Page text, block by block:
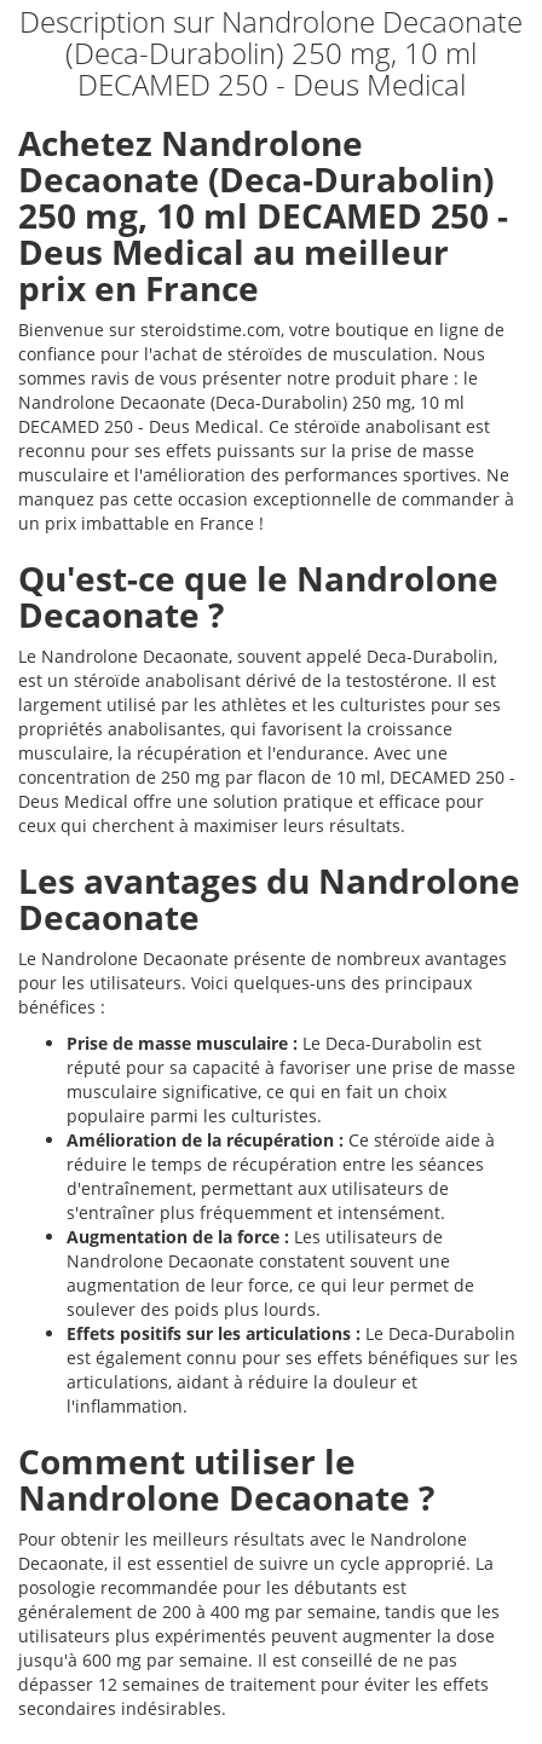
Description sur Nandrolone Decaonate
(Deca-Durabolin) 250 mg, 10 ml
DECAMED 250 - Deus Medical
Achetez Nandrolone
Decaonate (Deca-Durabolin)
250 mg, 10 ml DECAMED 250 -
Deus Medical au meilleur
prix en France
Bienvenue sur steroidstime.com, votre boutique en ligne de
confiance pour l'achat de stéroïdes de musculation. Nous
sommes ravis de vous présenter notre produit phare : le
Nandrolone Decaonate (Deca-Durabolin) 250 mg, 10 ml
DECAMED 250 - Deus Medical. Ce stéroïde anabolisant est
reconnu pour ses effets puissants sur la prise de masse
musculaire et l'amélioration des performances sportives. Ne
manquez pas cette occasion exceptionnelle de commander à
un prix imbattable en France !
Qu'est-ce que le Nandrolone
Decaonate ?
Le Nandrolone Decaonate, souvent appelé Deca-Durabolin,
est un stéroïde anabolisant dérivé de la testostérone. Il est
largement utilisé par les athlètes et les culturistes pour ses
propriétés anabolisantes, qui favorisent la croissance
musculaire, la récupération et l'endurance. Avec une
concentration de 250 mg par flacon de 10 ml, DECAMED 250 -
Deus Medical offre une solution pratique et efficace pour
ceux qui cherchent à maximiser leurs résultats.
Les avantages du Nandrolone
Decaonate
Le Nandrolone Decaonate présente de nombreux avantages
pour les utilisateurs. Voici quelques-uns des principaux
bénéfices :
Prise de masse musculaire : Le Deca-Durabolin est
réputé pour sa capacité à favoriser une prise de masse
musculaire significative, ce qui en fait un choix
populaire parmi les culturistes.
Amélioration de la récupération : Ce stéroïde aide à
réduire le temps de récupération entre les séances
d'entraînement, permettant aux utilisateurs de
s'entraîner plus fréquemment et intensément.
Augmentation de la force : Les utilisateurs de
Nandrolone Decaonate constatent souvent une
augmentation de leur force, ce qui leur permet de
soulever des poids plus lourds.
Effets positifs sur les articulations : Le Deca-Durabolin
est également connu pour ses effets bénéfiques sur les
articulations, aidant à réduire la douleur et
l'inflammation.
Comment utiliser le
Nandrolone Decaonate ?
Pour obtenir les meilleurs résultats avec le Nandrolone
Decaonate, il est essentiel de suivre un cycle approprié. La
posologie recommandée pour les débutants est
généralement de 200 à 400 mg par semaine, tandis que les
utilisateurs plus expérimentés peuvent augmenter la dose
jusqu'à 600 mg par semaine. Il est conseillé de ne pas
dépasser 12 semaines de traitement pour éviter les effets
secondaires indésirables.